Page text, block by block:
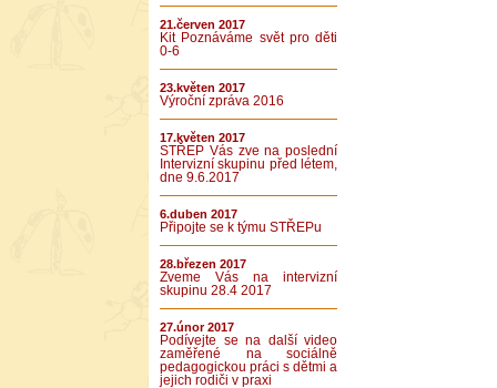
21.červen 2017
Kit Poznáváme svět pro děti
0-6
23.květen 2017
Výroční zpráva 2016
17.květen 2017
STŘEP Vás zve na poslední
Intervizní skupinu před létem,
dne 9.6.2017
6.duben 2017
Připojte se k týmu STŘEPu
28.březen 2017
Zveme Vás na intervizní
skupinu 28.4 2017
27.únor 2017
Podívejte se na další video
zaměřené na sociálně
pedagogickou práci s dětmi a
jejich rodiči v praxi